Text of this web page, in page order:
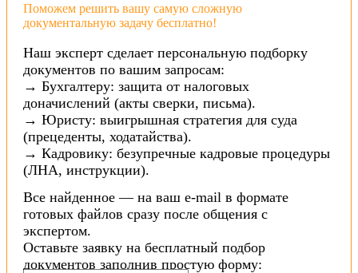
Поможем решить вашу самую сложную
документальную задачу бесплатно!
Наш эксперт сделает персональную подборку
документов по вашим запросам:
→ Бухгалтеру: защита от налоговых
доначислений (акты сверки, письма).
→ Юристу: выигрышная стратегия для суда
(прецеденты, ходатайства).
→ Кадровику: безупречные кадровые процедуры
(ЛНА, инструкции).
Все найденное — на ваш e-mail в формате
готовых файлов сразу после общения с
экспертом.
Оставьте заявку на бесплатный подбор
документов заполнив простую форму: